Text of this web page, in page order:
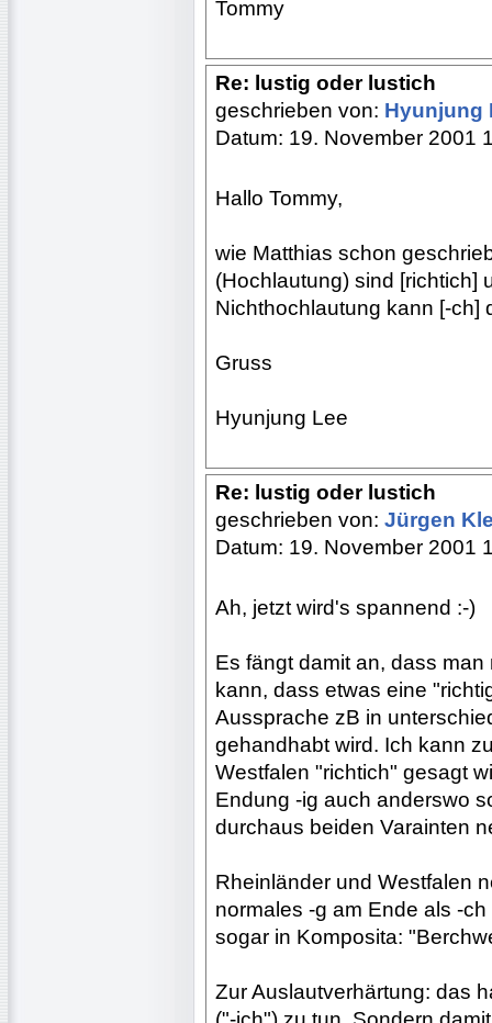
Tommy
Re: lustig oder lustich
geschrieben von: Hyunjung
Datum: 19. November 2001
Hallo Tommy,
wie Matthias schon
(Hochlautung) sind [richtich]
Nichthochlautung kann [-ch]
Gruss
Hyunjung Lee
Re: lustig oder lustich
geschrieben von: Jürgen
Datum: 19. November 2001
Ah, jetzt wird's spannend :-)
Es fängt damit an, dass
kann, dass etwas eine
Aussprache zB in
gehandhabt wird. Ich kann
Westfalen "richtich" gesagt
Endung -ig auch anderswo
durchaus beiden Varainten
Rheinländer und Westfalen
normales -g am Ende als -
sogar in Komposita:
Zur Auslautverhärtung: das